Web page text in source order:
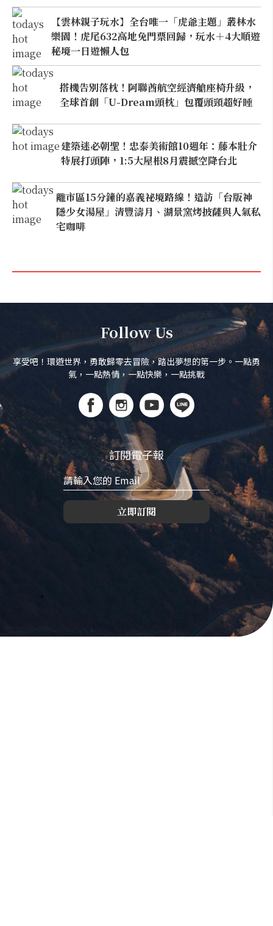
【雲林親子玩水】全台唯一「虎爺主題」叢林水
樂園！虎尾632高地免門票回歸，玩水＋4大順遊
秘境一日遊懶人包
搭機告別落枕！阿聯酋航空經濟艙座椅升級，
全球首創「U-Dream頭枕」包覆頭頸超好睡
建築迷必朝聖！忠泰美術館10週年：藤本壯介
特展打頭陣，1:5大屋根8月震撼空降台北
離市區15分鐘的嘉義祕境路線！造訪「台版神
隱少女湯屋」清豐濤月、湖景窯烤披薩與人氣私
宅咖啡
Follow Us
享受吧！環遊世界，勇敢歸零去冒險，踏出夢想的第一步。一點勇
氣，一點熱情，一點快樂，一點挑戰
訂閱電子報
立即訂閱